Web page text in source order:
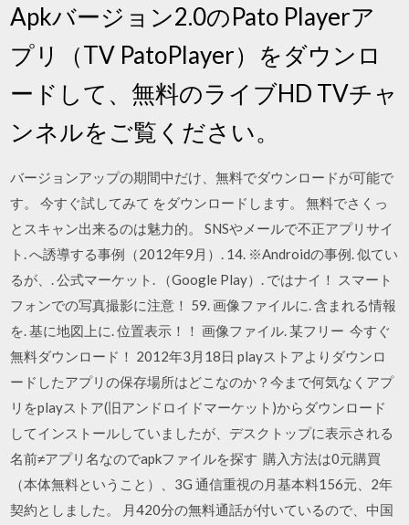
Apkバージョン2.0のPato Playerア
プリ（TV PatoPlayer）をダウンロ
ードして、無料のライブHD TVチャ
ンネルをご覧ください。
バージョンアップの期間中だけ、無料でダウンロードが可能で
す。 今すぐ試してみて をダウンロードします。 無料でさくっ
とスキャン出来るのは魅力的。 SNSやメールで不正アプリサイ
ト. へ誘導する事例（2012年9月）. 14. ※Androidの事例. 似てい
るが、. 公式マーケット. （Google Play）. ではナイ！ スマート
フォンでの写真撮影に注意！ 59. 画像ファイルに. 含まれる情報
を. 基に地図上に. 位置表示！！ 画像ファイル. 某フリー 今すぐ
無料ダウンロード！ 2012年3月18日 playストアよりダウンロ
ードしたアプリの保存場所はどこなのか？今まで何気なくアプ
リをplayストア(旧アンドロイドマーケット)からダウンロード
してインストールしていましたが、デスクトップに表示される
名前≠アプリ名なのでapkファイルを探す 購入方法は0元購買
（本体無料ということ）、3G 通信重視の月基本料156元、2年
契約としました。 月420分の無料通話が付いているので、中国